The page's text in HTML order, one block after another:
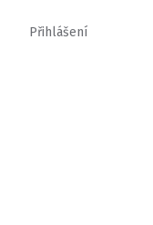
Přihlášení